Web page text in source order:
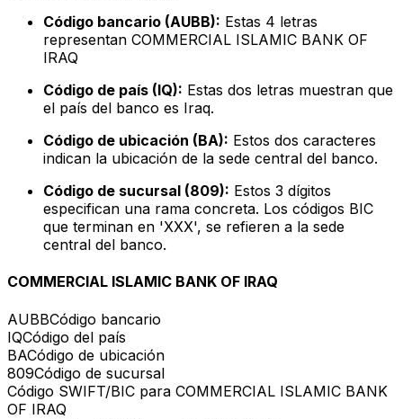
Código bancario (AUBB): Estas 4 letras
representan COMMERCIAL ISLAMIC BANK OF
IRAQ
Código de país (IQ): Estas dos letras muestran que
el país del banco es Iraq.
Código de ubicación (BA): Estos dos caracteres
indican la ubicación de la sede central del banco.
Código de sucursal (809): Estos 3 dígitos
especifican una rama concreta. Los códigos BIC
que terminan en 'XXX', se refieren a la sede
central del banco.
COMMERCIAL ISLAMIC BANK OF IRAQ
AUBBCódigo bancario
IQCódigo del país
BACódigo de ubicación
809Código de sucursal
Código SWIFT/BIC para COMMERCIAL ISLAMIC BANK
OF IRAQ